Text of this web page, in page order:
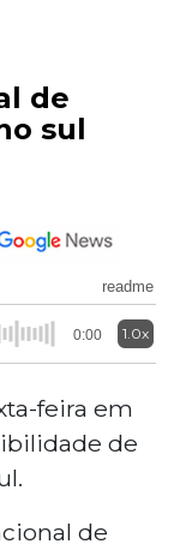
de
sul
readme
0:00 1.0x
feira em
de
de